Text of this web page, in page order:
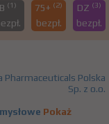
B (1) 75+ (2)
bezpł.
DZ (3)
bezpł.
Pharmaceuticals Polska
Sp. z o.o.
Pokaż